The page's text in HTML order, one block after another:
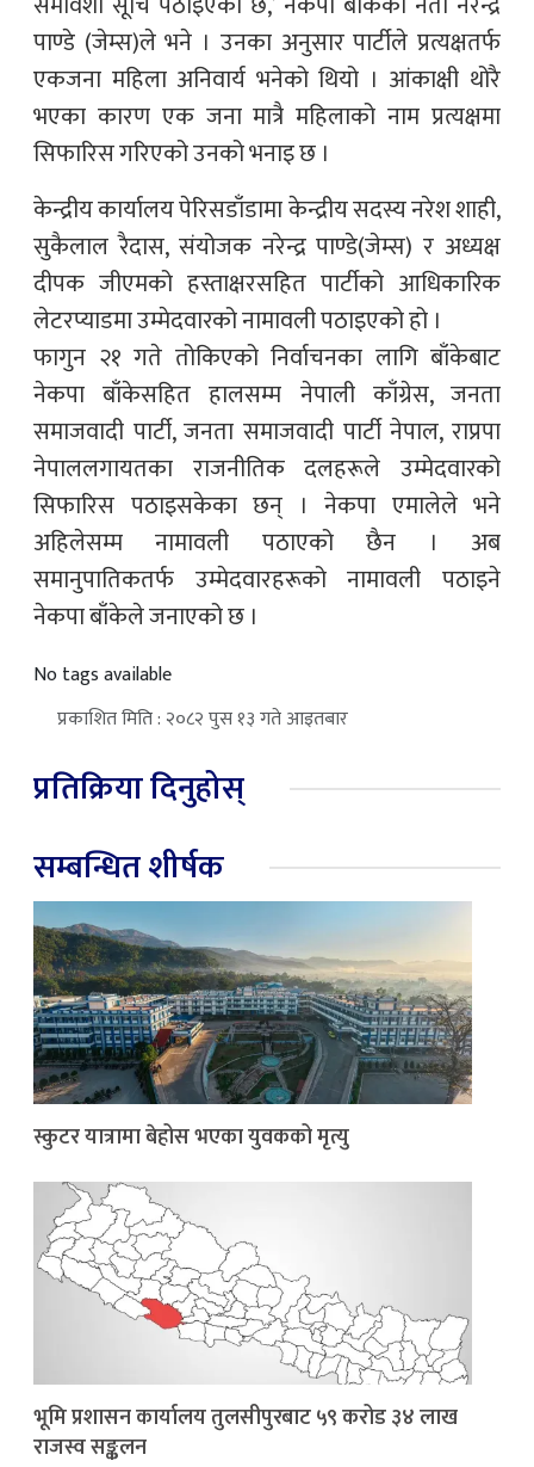
पाण्डे (जेम्स)ले भने । उनका अनुसार पार्टीले प्रत्यक्षतर्फ
एकजना महिला अनिवार्य भनेको थियो । आंकाक्षी थोरै
भएका कारण एक जना मात्रै महिलाको नाम प्रत्यक्षमा
सिफारिस गरिएको उनको भनाइ छ ।
केन्द्रीय कार्यालय पेरिसडाँडामा केन्द्रीय सदस्य नरेश शाही,
सुकैलाल रैदास, संयोजक नरेन्द्र पाण्डे(जेम्स) र अध्यक्ष
दीपक जीएमको हस्ताक्षरसहित पार्टीको आधिकारिक
लेटरप्याडमा उम्मेदवारको नामावली पठाइएको हो ।
फागुन २१ गते तोकिएको निर्वाचनका लागि बाँकेबाट
नेकपा बाँकेसहित हालसम्म नेपाली काँग्रेस, जनता
समाजवादी पार्टी, जनता समाजवादी पार्टी नेपाल, राप्रपा
नेपाललगायतका राजनीतिक दलहरूले उम्मेदवारको
सिफारिस पठाइसकेका छन् । नेकपा एमालेले भने
अहिलेसम्म नामावली पठाएको छैन । अब
समानुपातिकतर्फ उम्मेदवारहरूको नामावली पठाइने
नेकपा बाँकेले जनाएको छ ।
No tags available
प्रकाशित मिति : २०८२ पुस १३ गते आइतबार
प्रतिक्रिया दिनुहोस्
सम्बन्धित शीर्षक
स्कुटर यात्रामा बेहोस भएका युवकको मृत्यु
भूमि प्रशासन कार्यालय तुलसीपुरबाट ५९ करोड ३४ लाख
राजस्व सङ्कलन